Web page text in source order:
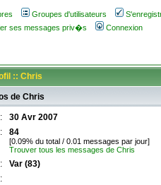
Groupes d'utilisateurs
ses messages priv�s Connexion
:: Chris
de Chris
30 Avr 2007
84
[0.09% du total / 0.01 messages par jour]
Trouver tous les messages de Chris
Var (83)